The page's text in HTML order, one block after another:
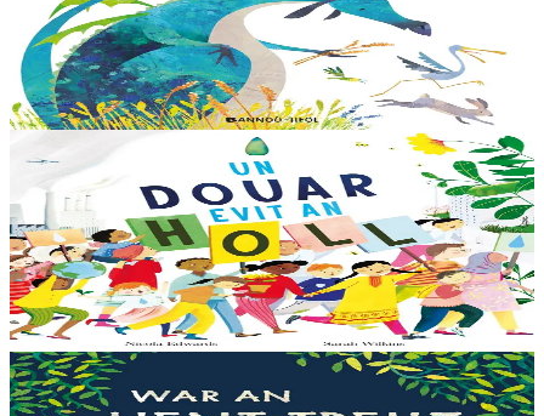
Eflammez la dragonne est en quête d'une nouvelle maison. Mais
quand elle trouve la forêt parfaite, elle n'est pas la bienvenue...
"Ouste ! On ne veut pas de...
En stock13,00 €
Bannoù-heol
Like the Ocean We Rise
Notre planète est immense et magnifique, mais elle a besoin de notre
aide – elle a besoin de moi, elle a besoin de vous. Cet album illustré,
qui arrive à point...
En stock
13,00 €
3 ans et plus
Bannoù-heol